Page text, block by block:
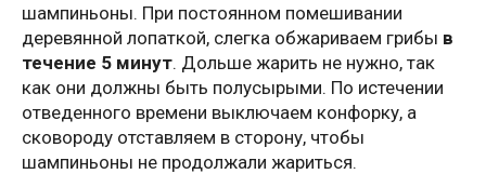
шампиньоны. При постоянном помешивании
деревянной лопаткой, слегка обжариваем грибы в
течение 5 минут. Дольше жарить не нужно, так
как они должны быть полусырыми. По истечении
отведенного времени выключаем конфорку, а
сковороду отставляем в сторону, чтобы
шампиньоны не продолжали жариться.